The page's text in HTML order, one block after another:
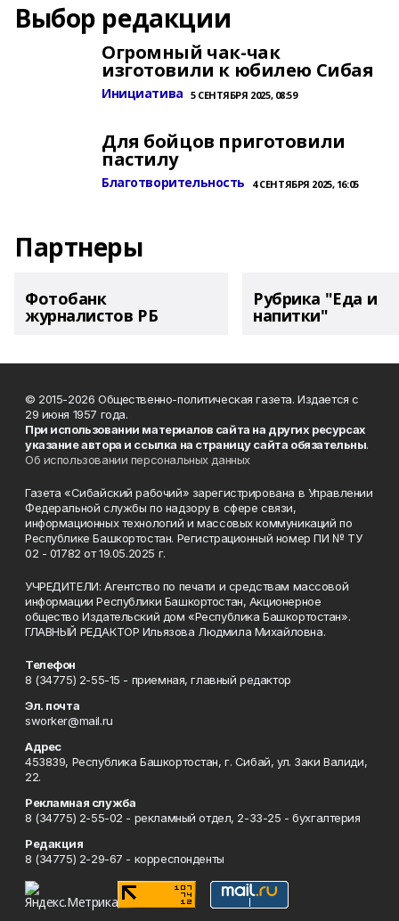
Выбор редакции
Огромный чак-чак
изготовили к юбилею Сибая
Инициатива 5 СЕНТЯБРЯ 2025, 08:59
Для бойцов приготовили
пастилу
Благотворительность 4 СЕНТЯБРЯ 2025, 16:05
Партнеры
Фотобанк
журналистов РБ
Рубрика "Еда и
напитки"
© 2015-2026 Общественно-политическая газета. Издается с
29 июня 1957 года.
При использовании материалов сайта на других ресурсах
указание автора и ссылка на страницу сайта обязательны.
Об использовании персональных данных
Газета «Сибайский рабочий» зарегистрирована в Управлении
Федеральной службы по надзору в сфере связи,
информационных технологий и массовых коммуникаций по
Республике Башкортостан. Регистрационный номер ПИ № ТУ
02 - 01782 от 19.05.2025 г.
УЧРЕДИТЕЛИ: Агентство по печати и средствам массовой
информации Республики Башкортостан, Акционерное
общество Издательский дом «Республика Башкортостан».
ГЛАВНЫЙ РЕДАКТОР Ильязова Людмила Михайловна.
Телефон
8 (34775) 2-55-15 - приемная, главный редактор
Эл. почта
sworker@mail.ru
Адрес
453839, Республика Башкортостан, г. Сибай, ул. Заки Валиди,
22.
Рекламная служба
8 (34775) 2-55-02 - рекламный отдел, 2-33-25 - бухгалтерия
Редакция
8 (34775) 2-29-67 - корреспонденты